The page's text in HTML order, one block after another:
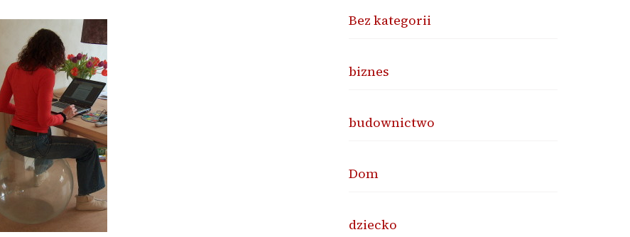
Bez kategorii
biznes
budownictwo
Dom
dziecko